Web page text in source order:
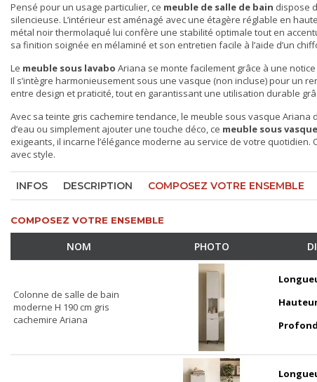
Pensé pour un usage particulier, ce meuble de salle de bain dispose
silencieuse. L’intérieur est aménagé avec une étagère réglable en
métal noir thermolaqué lui confère une stabilité optimale tout en
sa finition soignée en mélaminé et son entretien facile à l’aide d’un
Le meuble sous lavabo Ariana se monte facilement grâce à une
Il s’intègre harmonieusement sous une vasque (non incluse) pour un
entre design et praticité, tout en garantissant une utilisation durable
Avec sa teinte gris cachemire tendance, le meuble sous vasque
d’eau ou simplement ajouter une touche déco, ce meuble sous vasque
exigeants, il incarne l’élégance moderne au service de votre
avec style.
INFOS DESCRIPTION COMPOSEZ VOTRE ENSEMBLE
COMPOSEZ VOTRE ENSEMBLE
NOM PHOTO
Colonne de salle de bain
moderne H 190 cm gris
cachemire Ariana